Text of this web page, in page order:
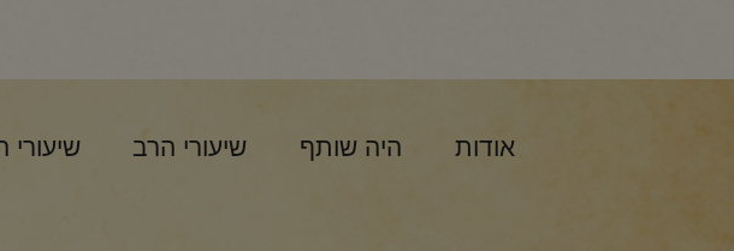
אודות היה שותף שיעורי הרב שיעורי